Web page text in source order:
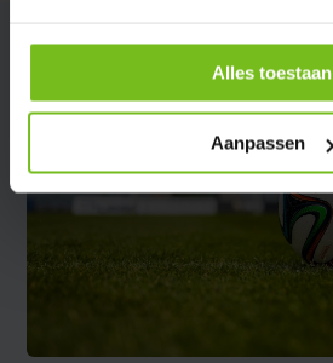
Alles toestaan
Aanpassen